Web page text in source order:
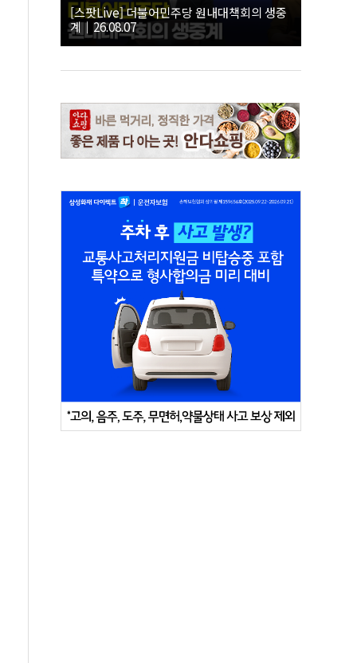
[스팟Live] 더불어민주당 원내대책회의 생중
계｜26.08.07